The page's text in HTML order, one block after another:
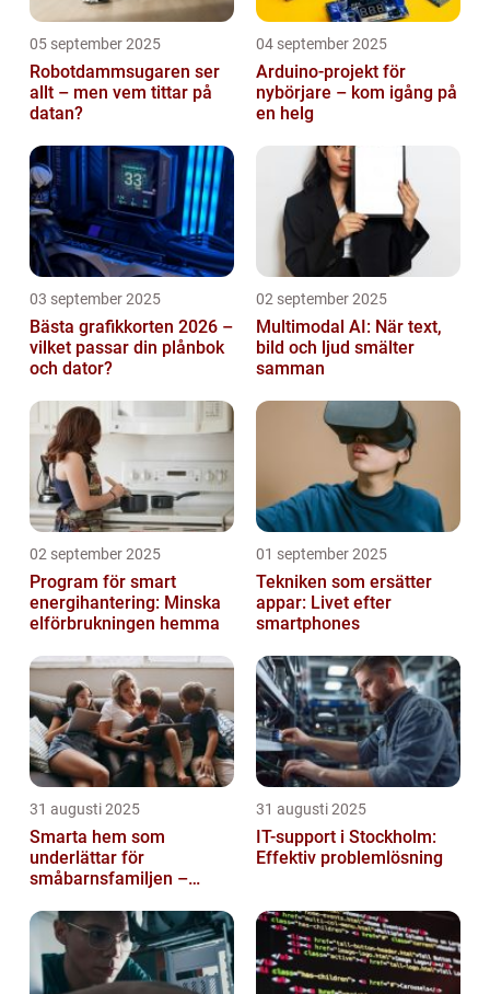
05 september 2025
Robotdammsugaren ser
allt – men vem tittar på
datan?
04 september 2025
Arduino-projekt för
nybörjare – kom igång på
en helg
03 september 2025
Bästa grafikkorten 2026 –
vilket passar din plånbok
och dator?
02 september 2025
Multimodal AI: När text,
bild och ljud smälter
samman
02 september 2025
Program för smart
energihantering: Minska
elförbrukningen hemma
01 september 2025
Tekniken som ersätter
appar: Livet efter
smartphones
31 augusti 2025
Smarta hem som
underlättar för
småbarnsfamiljen –
barnens dagliga rutiner
31 augusti 2025
IT-support i Stockholm:
Effektiv problemlösning